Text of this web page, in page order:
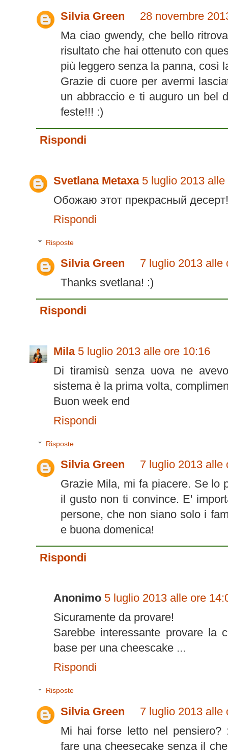
Silvia Green
28 novembre
Ma ciao gwendy, che bello
risultato che hai ottenuto con
più leggero senza la panna, così
Grazie di cuore per avermi
un abbraccio e ti auguro un bel
feste!!! :)
Rispondi
Svetlana Metaxa 5 luglio 2013
Обожаю этот прекрасный десерт!
Rispondi
Risposte
Silvia Green
7 luglio 2013 alle
Thanks svetlana! :)
Rispondi
Mila 5 luglio 2013 alle ore 10:16
Di tiramisù senza uova ne
sistema è la prima volta,
Buon week end
Rispondi
Risposte
Silvia Green
7 luglio 2013 alle
Grazie Mila, mi fa piacere. Se lo
il gusto non ti convince. E'
persone, che non siano solo i
e buona domenica!
Rispondi
Anonimo 5 luglio 2013 alle ore
Sicuramente da provare!
Sarebbe interessante provare la
base per una cheescake ...
Rispondi
Risposte
Silvia Green
7 luglio 2013 alle
Mi hai forse letto nel pensiero?
fare una cheesecake senza il